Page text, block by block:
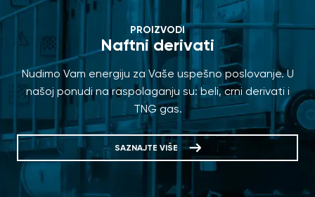
PROIZVODI
Naftni derivati
Nudimo Vam energiju za Vaše uspešno poslovanje. U
našoj ponudi na raspolaganju su: beli, crni derivati i
TNG gas.
SAZNAJTE VIŠE